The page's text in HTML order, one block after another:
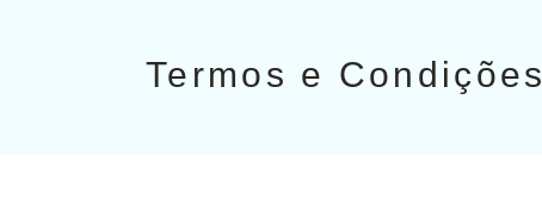
Termos e Condições